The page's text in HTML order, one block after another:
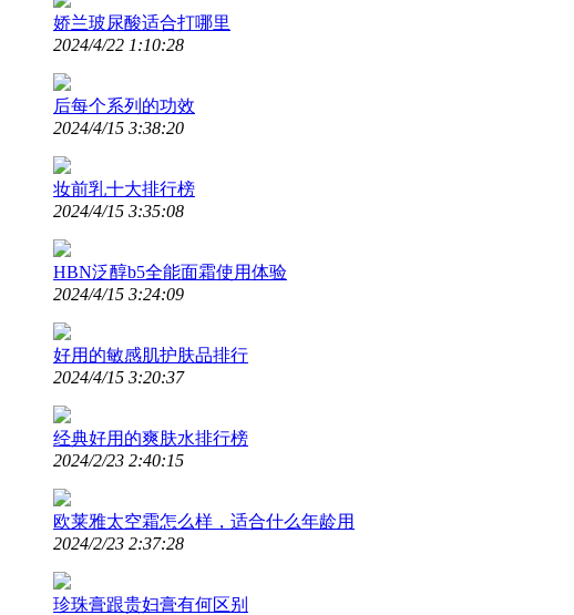
娇兰玻尿酸适合打哪里
2024/4/22 1:10:28
后每个系列的功效
2024/4/15 3:38:20
妆前乳十大排行榜
2024/4/15 3:35:08
HBN泛醇b5全能面霜使用体验
2024/4/15 3:24:09
好用的敏感肌护肤品排行
2024/4/15 3:20:37
经典好用的爽肤水排行榜
2024/2/23 2:40:15
欧莱雅太空霜怎么样，适合什么年龄用
2024/2/23 2:37:28
珍珠膏跟贵妇膏有何区别